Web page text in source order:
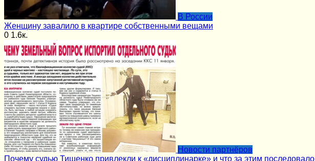
В России
Женщину завалило в квартире собственными вещами
0 1.6к.
Новости партнёров
Почему судью Тищенко привлекли к «дисциплинарке» и что за этим последовало